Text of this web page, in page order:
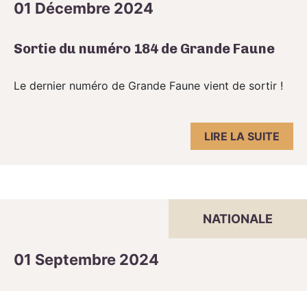
01 Décembre 2024
Sortie du numéro 184 de Grande Faune
Le dernier numéro de Grande Faune vient de sortir !
LIRE LA SUITE
NATIONALE
01 Septembre 2024